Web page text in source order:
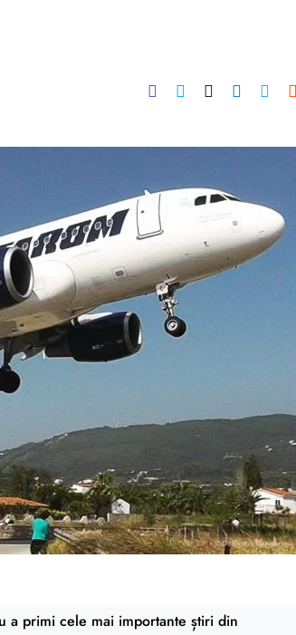
a primi cele mai importante știri din